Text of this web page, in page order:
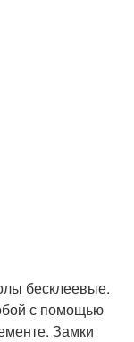
бесклеевые.
с помощью
Замки